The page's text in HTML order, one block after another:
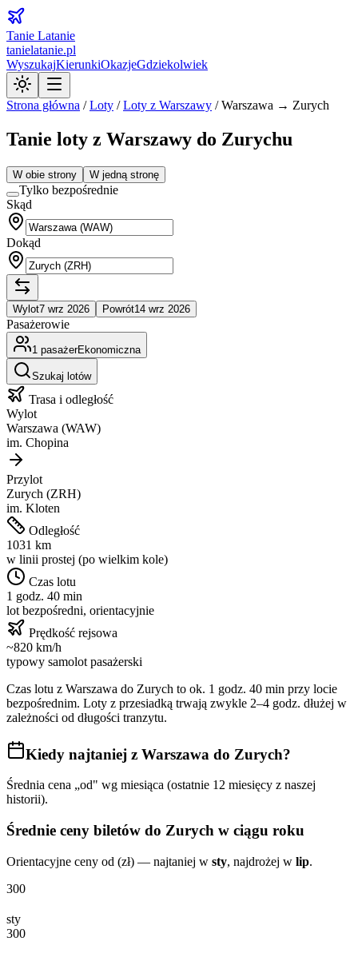
Tanie Latanie
tanielatanie.pl
WyszukajKierunkiOkazjeGdziekolwiek
Strona główna /Loty /Loty z Warszawy /Warszawa → Zurych
Tanie loty z Warszawy do Zurychu
W obie strony W jedną stronę
Tylko bezpośrednie
Skąd
Dokąd
Wylot7 wrz 2026 Powrót14 wrz 2026
Pasażerowie
1 pasażerEkonomiczna
Szukaj lotów
Trasa i odległość
Wylot
Warszawa (WAW)
im. Chopina
Przylot
Zurych (ZRH)
im. Kloten
Odległość
1031 km
w linii prostej (po wielkim kole)
Czas lotu
1 godz. 40 min
lot bezpośredni, orientacyjnie
Prędkość rejsowa
~820 km/h
typowy samolot pasażerski
Czas lotu z Warszawa do Zurych to ok. 1 godz. 40 min przy locie
bezpośrednim. Loty z przesiadką trwają zwykle 2–4 godz. dłużej w
zależności od długości tranzytu.
Kiedy najtaniej z Warszawa do Zurych?
Średnia cena „od" wg miesiąca (ostatnie 12 miesięcy z naszej
historii).
Średnie ceny biletów do Zurych w ciągu roku
Orientacyjne ceny od (zł) — najtaniej w sty, najdrożej w lip.
300
sty
300